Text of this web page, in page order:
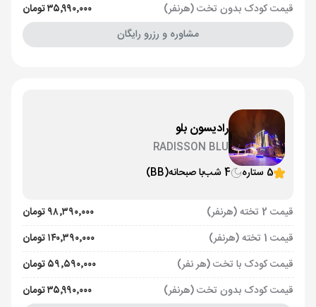
قیمت کودک بدون تخت (هرنفر)
۳۵٬۹۹۰٬۰۰۰ تومان
مشاوره و رزرو رایگان
رادیسون بلو
RADISSON BLU
5 ستاره
4 شب با صبحانه(BB)
قیمت 2 تخته (هرنفر)
۹۸٬۳۹۰٬۰۰۰ تومان
قیمت 1 تخته (هرنفر)
۱۴۰٬۳۹۰٬۰۰۰ تومان
قیمت کودک با تخت (هر نفر)
۵۹٬۵۹۰٬۰۰۰ تومان
قیمت کودک بدون تخت (هرنفر)
۳۵٬۹۹۰٬۰۰۰ تومان